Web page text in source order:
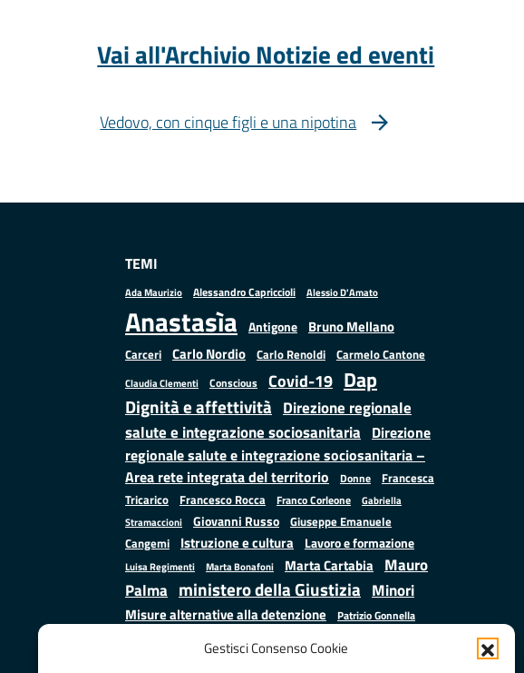
Gestisci Consenso Cookie
Vai all'Archivio Notizie ed eventi
Vedovo, con cinque figli e una nipotina
TEMI
Ada Maurizio Alessandro Capriccioli Alessio D'Amato
Anastasìa Antigone Bruno Mellano
Carceri Carlo Nordio Carlo Renoldi Carmelo Cantone
Claudia Clementi Conscious Covid-19 Dap
Dignità e affettività Direzione regionale
salute e integrazione sociosanitaria Direzione
regionale salute e integrazione sociosanitaria –
Area rete integrata del territorio
Donne
Francesca
Tricarico
Francesco Rocca Franco Corleone
Gabriella
Stramaccioni
Giovanni Russo Giuseppe Emanuele
Cangemi
Istruzione e cultura Lavoro e formazione
Luisa Regimenti Marta Bonafoni Marta Cartabia Mauro
Palma ministero della Giustizia Minori
Misure alternative alla detenzione Patrizio Gonnella
Samuele Ciambriello